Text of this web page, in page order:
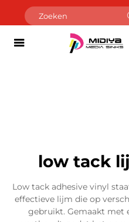
low tack
Low tack adhesive vinyl
effectieve lijm die op
gebruikt. Gemaakt met